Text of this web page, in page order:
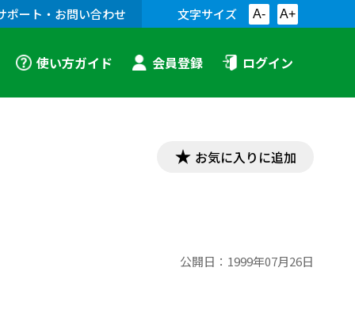
ポート・お問い合わせ 文字サイズ A- A+
使い方ガイド 会員登録 ログイン
お気に入りに追加
公開日： 1999年07月26日